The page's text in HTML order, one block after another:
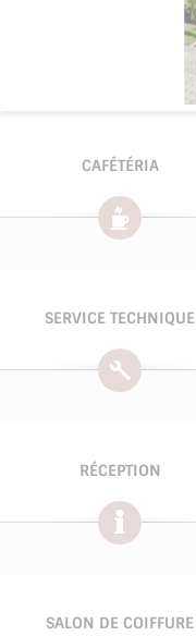
CAFÉTÉRIA
SERVICE TECHNIQUE
RÉCEPTION
SALON DE COIFFURE